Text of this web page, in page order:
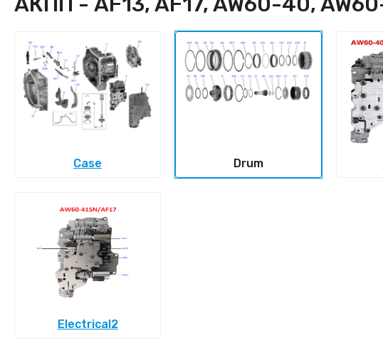
Case Drum
Electrical2